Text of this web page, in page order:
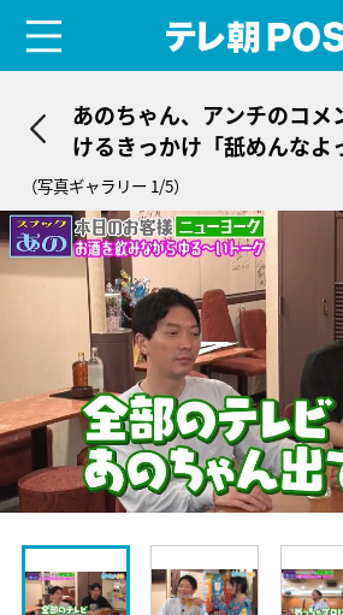
あのちゃん、アンチのコメ
けるきっかけ「舐めんなよ
（写真ギャラリー 1/5）